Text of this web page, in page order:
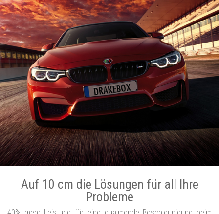
Auf 10 cm die Lösungen für all Ihre
Probleme
40% mehr Leistung für eine qualmende Beschleunigung beim